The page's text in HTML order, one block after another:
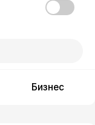
Бизнес